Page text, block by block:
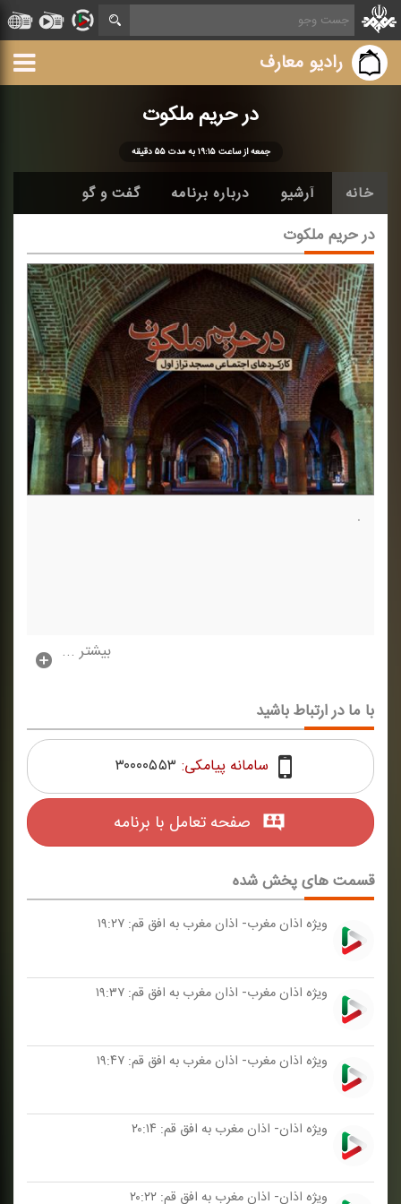
رادیو معارف
در حریم ملكوت
جمعه از ساعت ۱۹:۱۵ به مدت ۵۵ دقیقه
خانه آرشیو درباره برنامه گفت و گو
در حریم ملكوت
.
بیشتر ...
قسمت های پخش شده
ویژه اذان مغرب- اذان مغرب به افق قم: ۱۹:۲۷
ویژه اذان مغرب- اذان مغرب به افق قم: ۱۹:۳۷
ویژه اذان مغرب- اذان مغرب به افق قم: ۱۹:۴۷
ویژه اذان- اذان مغرب به افق قم: ۲۰:۱۴
ویژه اذان- اذان مغرب به افق قم: ۲۰:۲۲
با ما در ارتباط باشید
سامانه پیامکی: ۳۰۰۰۰۵۵۳
صفحه تعامل با برنامه